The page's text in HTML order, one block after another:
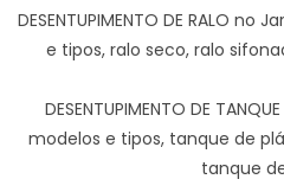
DESENTUPIMENTO DE RALO
e tipos, ralo seco, ralo
DESENTUPIMENTO DE
modelos e tipos, tanque de
tanque